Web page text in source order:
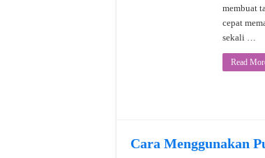
membuat
cepat
sekali …
Read
Cara Menggunakan